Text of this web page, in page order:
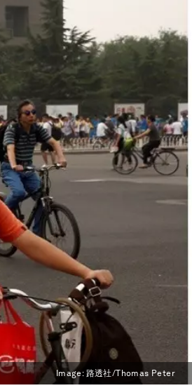
Image: 路透社/Thomas Peter